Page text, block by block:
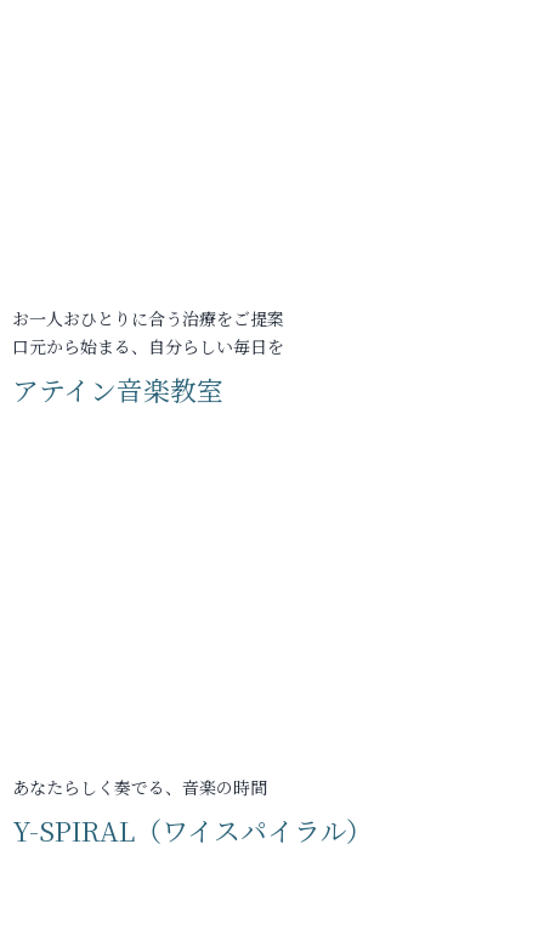
お一人おひとりに合う治療をご提案
口元から始まる、自分らしい毎日を
アテイン音楽教室
あなたらしく奏でる、音楽の時間
Y-SPIRAL（ワイスパイラル）